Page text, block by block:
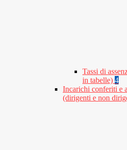
Tassi di
in tabelle) 4
Incarichi conferiti e
(dirigenti e non